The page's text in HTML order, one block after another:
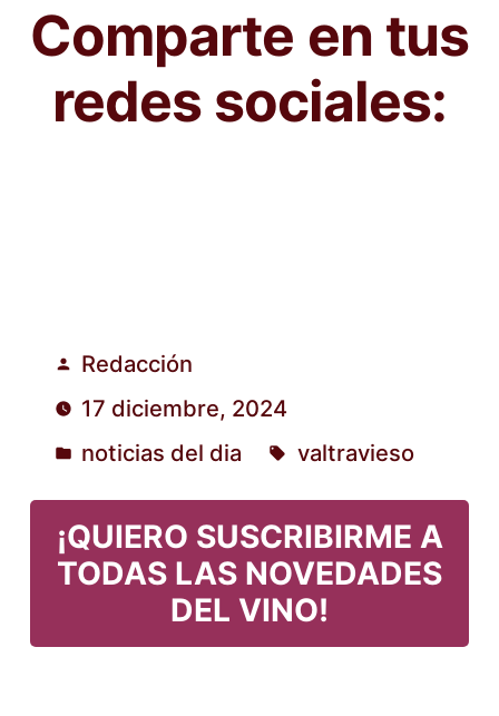
Comparte en tus
redes sociales:
Publicado
por
Redacción
17 diciembre, 2024
Publicado
en
noticias del dia valtravieso
¡QUIERO SUSCRIBIRME A
TODAS LAS NOVEDADES
DEL VINO!